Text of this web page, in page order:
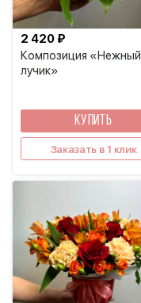
Композиция «Нежный
лучик»
2 420 ₽
КУПИТЬ
Заказать в 1 клик